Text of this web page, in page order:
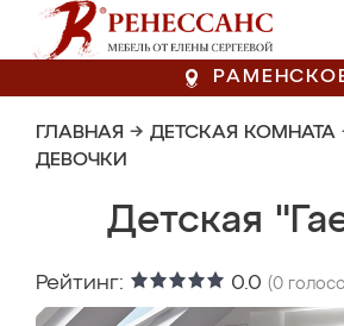
ГЛАВНАЯ → ДЕТСКАЯ КОМНАТА
ДЕВОЧКИ
Детская
Рейтинг: 0.0 (0